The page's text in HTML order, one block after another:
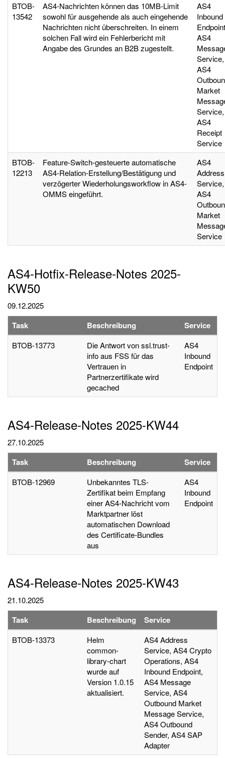
BTOB-
13542
AS4-Nachrichten können das 10MB-Limit
sowohl für ausgehende als auch eingehende
Nachrichten nicht überschreiten. In einem
solchen Fall wird ein Fehlerbericht mit
Angabe des Grundes an B2B zugestellt.
AS4
Inbound
AS4
Service,
AS4
Market
Service,
AS4
Receipt
Service
BTOB-
12213
Feature-Switch-gesteuerte automatische
AS4-Relation-Erstellung/Bestätigung und
verzögerter Wiederholungsworkflow in AS4-
OMMS eingeführt.
AS4
Address
Service,
AS4
Market
Service
AS4-Hotfix-Release-Notes 2025-
KW50
09.12.2025
Task Beschreibung Service
BTOB-13773
Die Antwort von ssl.trust-
info aus FSS für das
Vertrauen in
Partnerzertifikate wird
gecached
AS4
Inbound
Endpoint
AS4-Release-Notes 2025-KW44
27.10.2025
Task Beschreibung Service
BTOB-12969
Unbekanntes TLS-
Zertifikat beim Empfang
einer AS4-Nachricht vom
Marktpartner löst
automatischen Download
des Certificate-Bundles
aus
AS4
Inbound
Endpoint
AS4-Release-Notes 2025-KW43
21.10.2025
Task Beschreibung Service
BTOB-13373
Helm
common-
library-chart
wurde auf
Version 1.0.15
aktualisiert.
AS4 Address
Service, AS4 Crypto
Operations, AS4
Inbound Endpoint,
AS4 Message
Service, AS4
Outbound Market
Message Service,
AS4 Outbound
Sender, AS4 SAP
Adapter